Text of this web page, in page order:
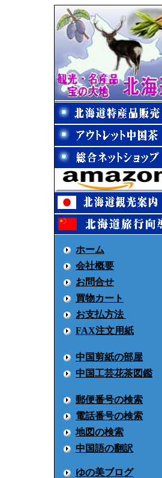
ホーム
会社概要
お問合せ
買物カート
お支払方法
FAX注文用紙
中国剪紙の部屋
中国工芸花茶図鑑
郵便番号の検索
電話番号の検索
地図の検索
中国語の翻訳
ゆの美ブログ